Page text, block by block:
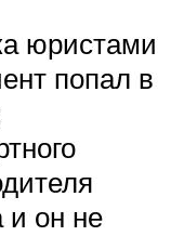
юристами
попал в
и он не